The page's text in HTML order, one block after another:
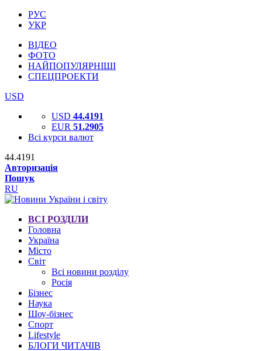
РУС
УКР
ВІДЕО
ФОТО
НАЙПОПУЛЯРНІШІ
СПЕЦПРОЕКТИ
USD
USD 44.4191
EUR 51.2905
Всі курси валют
44.4191
Авторизація
Пошук
RU
ВСІ РОЗДІЛИ
Головна
Україна
Місто
Світ
Всі новини розділу
Росія
Бізнес
Наука
Шоу-бізнес
Спорт
Lifestyle
БЛОГИ ЧИТАЧІВ